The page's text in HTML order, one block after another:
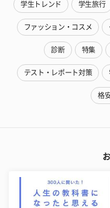
学生トレンド 学生旅行
ファッション・コスメ
診断 特集
テスト・レポート対策
格